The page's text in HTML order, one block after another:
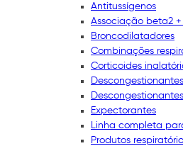
Antitussígenos
Associação beta2
Broncodilatadores
Combinações
Corticoides
Expectorantes
Linha completa
Produtos